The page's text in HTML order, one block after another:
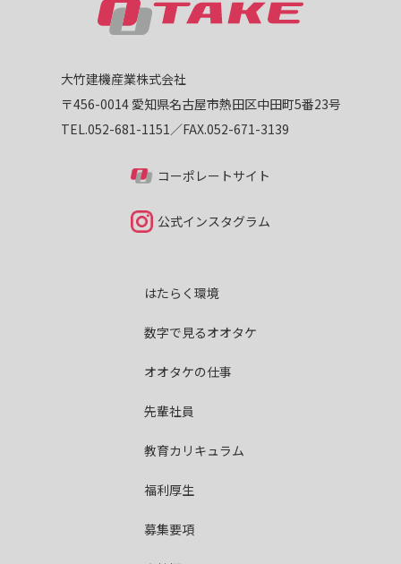
大竹建機産業株式会社
〒456-0014 愛知県名古屋市熱田区中田町5番23号
TEL.052-681-1151／FAX.052-671-3139
コーポレートサイト
公式インスタグラム
はたらく環境
数字で見るオオタケ
オオタケの仕事
先輩社員
教育カリキュラム
福利厚生
募集要項